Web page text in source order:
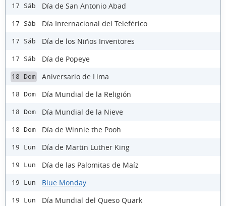
17 Sáb Día de San Antonio Abad
17 Sáb Día Internacional del Teleférico
17 Sáb Día de los Niños Inventores
17 Sáb Día de Popeye
18 Dom Aniversario de Lima
18 Dom Día Mundial de la Religión
18 Dom Día Mundial de la Nieve
18 Dom Día de Winnie the Pooh
19 Lun Día de Martin Luther King
19 Lun Día de las Palomitas de Maíz
19 Lun Blue Monday
19 Lun Día Mundial del Queso Quark